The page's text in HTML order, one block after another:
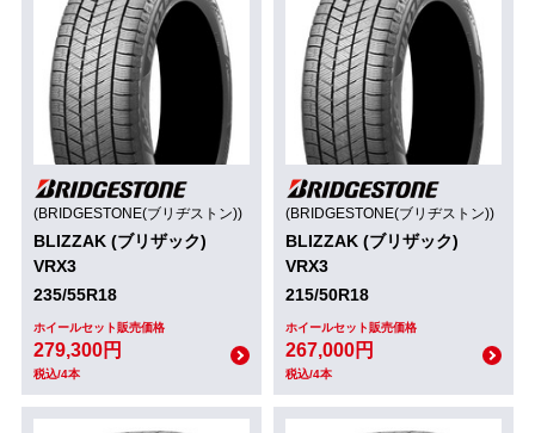
(BRIDGESTONE(ブリヂストン))
BLIZZAK (ブリザック)
VRX3
235/55R18
ホイールセット販売価格
279,300円
税込/4本
(BRIDGESTONE(ブリヂストン))
BLIZZAK (ブリザック)
VRX3
215/50R18
ホイールセット販売価格
267,000円
税込/4本